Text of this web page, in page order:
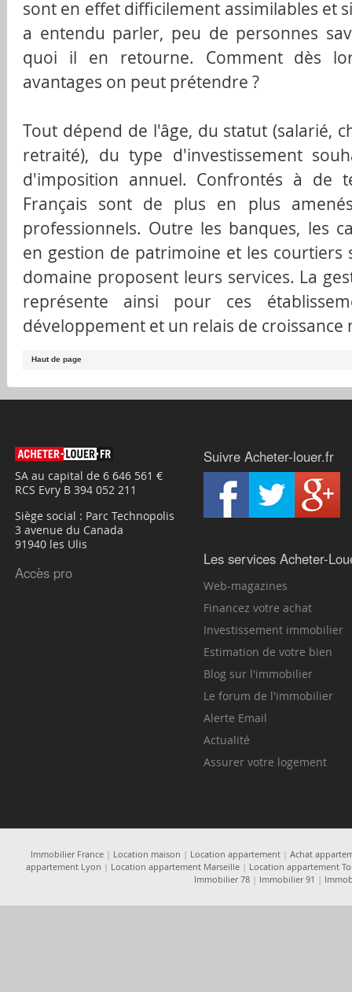
sont en effet difficilement assimilables et
a entendu parler, peu de personnes
quoi il en retourne. Comment dès
avantages on peut prétendre ?
Tout dépend de l'âge, du statut (salarié,
retraité), du type d'investissement
d'imposition annuel. Confrontés à de
Français sont de plus en plus
professionnels. Outre les banques, les
en gestion de patrimoine et les courtiers
domaine proposent leurs services. La
représente ainsi pour ces
développement et un relais de croissance
Haut de page
SA au capital de 6 646 561 €
RCS Evry B 394 052 211
Siège social : Parc Technopolis
3 avenue du Canada
91940 les Ulis
Accès pro
Suivre Acheter-louer.fr
Les services Acheter-
Web-magazines
Financez votre achat
Investissement immobilier
Estimation de votre bien
Blog sur l'immobilier
Le forum de l'immobilier
Alerte Email
Actualité
Assurer votre logement
Immobilier France| Location maison | Location appartement| Achat
appartement Lyon | Location appartement Marseille| Location appartement
Immobilier 78 | Immobilier 91 |